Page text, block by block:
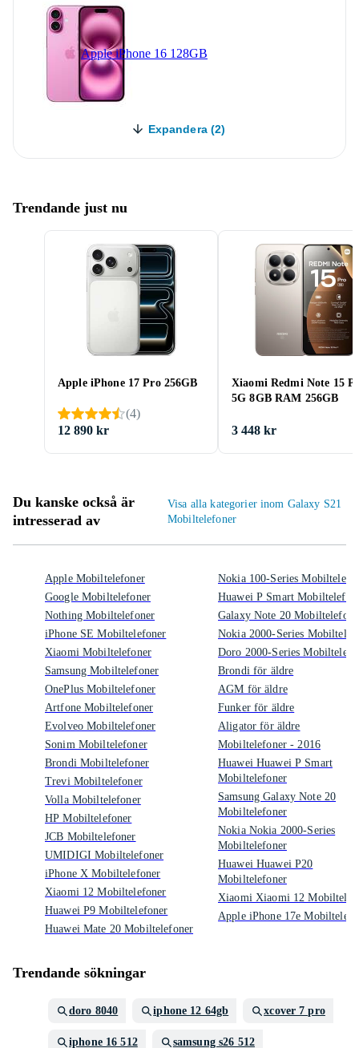
Apple iPhone 16 128GB
Expandera (2)
Trendande just nu
Apple iPhone 17 Pro 256GB
(4)
12 890 kr
Xiaomi Redmi Note 15
5G 8GB RAM 256GB
3 448 kr
Du kanske också är
intresserad av
Visa alla kategorier inom Galaxy S21
Mobiltelefoner
Apple Mobiltelefoner
Google Mobiltelefoner
Nothing Mobiltelefoner
iPhone SE Mobiltelefoner
Xiaomi Mobiltelefoner
Samsung Mobiltelefoner
OnePlus Mobiltelefoner
Artfone Mobiltelefoner
Evolveo Mobiltelefoner
Sonim Mobiltelefoner
Brondi Mobiltelefoner
Trevi Mobiltelefoner
Volla Mobiltelefoner
HP Mobiltelefoner
JCB Mobiltelefoner
UMIDIGI Mobiltelefoner
iPhone X Mobiltelefoner
Xiaomi 12 Mobiltelefoner
Huawei P9 Mobiltelefoner
Huawei Mate 20 Mobiltelefoner
Nokia 100-Series
Huawei P Smart
Galaxy Note 20
Nokia 2000-Series
Doro 2000-Series
Brondi för äldre
AGM för äldre
Funker för äldre
Aligator för äldre
Mobiltelefoner - 2016
Huawei Huawei P Smart
Mobiltelefoner
Samsung Galaxy Note 20
Mobiltelefoner
Nokia Nokia 2000-Series
Mobiltelefoner
Huawei Huawei P20
Mobiltelefoner
Xiaomi Xiaomi 12
Apple iPhone 17e
Trendande sökningar
doro 8040 iphone 12 64gb xcover 7 pro
iphone 16 512 samsung s26 512